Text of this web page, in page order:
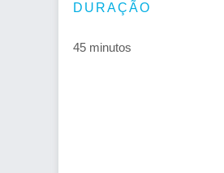
DURAÇÃO
45 minutos